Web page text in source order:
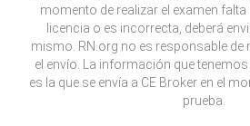
momento de realizar el examen
licencia o es incorrecta, deberá
mismo. RN.org no es responsable de
el envío. La información que
es la que se envía a CE Broker en el
prueba.